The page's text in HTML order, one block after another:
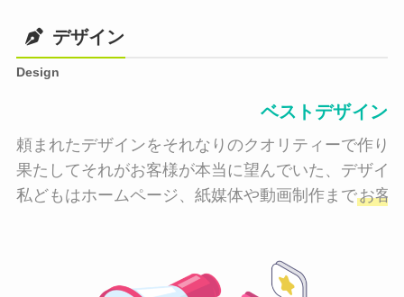
デザイン
Design
ベストデザイン
頼まれたデザインをそれなりのクオリティーで作り
果たしてそれがお客様が本当に望んでいた、デザイ
私どもはホームページ、紙媒体や動画制作までお客